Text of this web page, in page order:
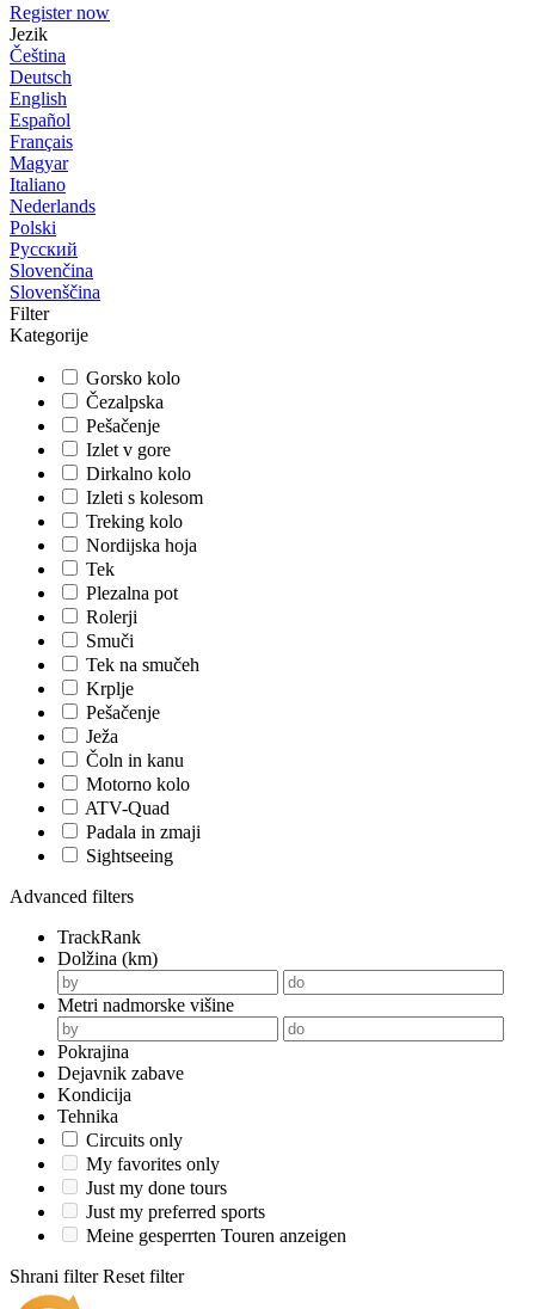
Register now
Jezik
Čeština
Deutsch
English
Español
Français
Magyar
Italiano
Nederlands
Polski
Русский
Slovenčina
Slovenščina
Filter
Kategorije
Gorsko kolo
Čezalpska
Pešačenje
Izlet v gore
Dirkalno kolo
Izleti s kolesom
Treking kolo
Nordijska hoja
Tek
Plezalna pot
Rolerji
Smuči
Tek na smučeh
Krplje
Pešačenje
Ježa
Čoln in kanu
Motorno kolo
ATV-Quad
Padala in zmaji
Sightseeing
Advanced filters
TrackRank
Dolžina (km)
Metri nadmorske višine
Pokrajina
Dejavnik zabave
Kondicija
Tehnika
Circuits only
My favorites only
Just my done tours
Just my preferred sports
Meine gesperrten Touren anzeigen
Shrani filter Reset filter